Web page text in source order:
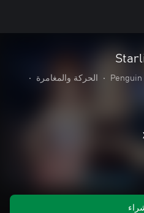
Penguin
• الحركة والمغامرة
•